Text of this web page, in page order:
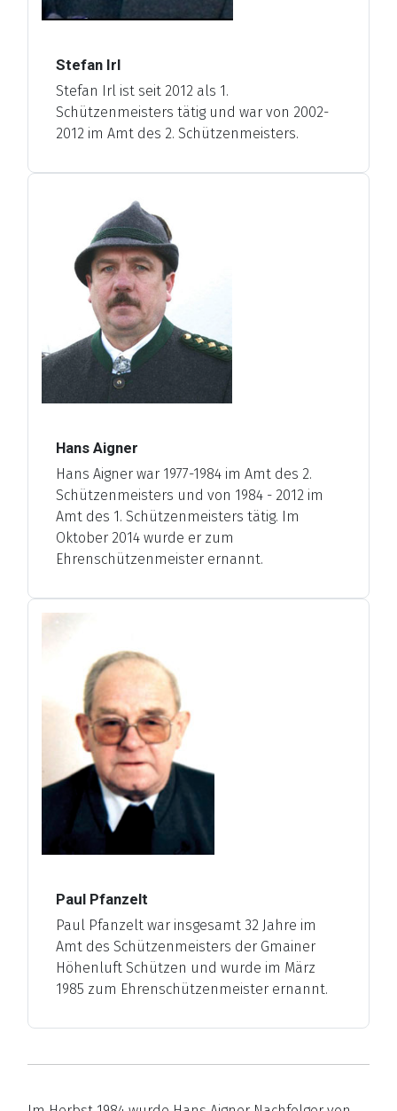
Stefan Irl
Stefan Irl ist seit 2012 als 1.
Schützenmeisters tätig und war von 2002-
2012 im Amt des 2. Schützenmeisters.
Hans Aigner
Hans Aigner war 1977-1984 im Amt des 2.
Schützenmeisters und von 1984 - 2012 im
Amt des 1. Schützenmeisters tätig. Im
Oktober 2014 wurde er zum
Ehrenschützenmeister ernannt.
Paul Pfanzelt
Paul Pfanzelt war insgesamt 32 Jahre im
Amt des Schützenmeisters der Gmainer
Höhenluft Schützen und wurde im März
1985 zum Ehrenschützenmeister ernannt.